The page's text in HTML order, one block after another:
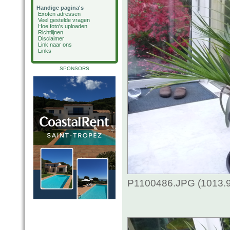
Handige pagina's
Exoten adressen
Veel gestelde vragen
Hoe foto's uploaden
Richtlijnen
Disclaimer
Link naar ons
Links
SPONSORS
P1100486.JPG